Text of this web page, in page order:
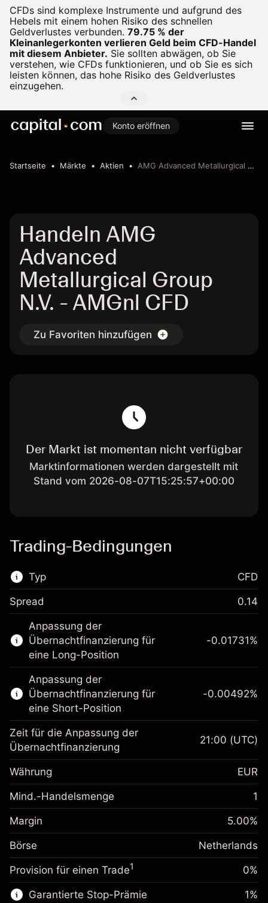
CFDs sind komplexe Instrumente und aufgrund des
Hebels mit einem hohen Risiko des schnellen
Geldverlustes verbunden. 79.75 % der
Kleinanlegerkonten verlieren Geld beim CFD-Handel
mit diesem Anbieter. Sie sollten abwägen, ob Sie
verstehen, wie CFDs funktionieren, und ob Sie es sich
leisten können, das hohe Risiko des Geldverlustes
einzugehen.
Konto eröffnen
Startseite Märkte Aktien AMG Advanced Metallurgical Group N.V.
Handeln AMG
Advanced
Metallurgical Group
N.V. - AMGnl CFD
Zu Favoriten hinzufügen
Der Markt ist momentan nicht verfügbar
Marktinformationen werden dargestellt mit
Stand vom 2026-08-07T15:25:57+00:00
Trading-Bedingungen
Typ
Dieser Finanzmarkt steht für das CFD-
Trading zur Verfügung.
Erfahren Sie mehr über:
CFDs
CFD
Spread 0.14
Anpassung der
Übernachtfinanzierung für
eine Long-Position
Margin. Ihre Investition
€1,000.00
Anpassung der
Übernachtfinanzierung
fremdfinanzierten
(-€3.46)
Positionsgröße mit Hebelwirkung
~€20,000.00
Geld aus Hebelwirkung ~ $
-0.01731%
Anpassung der
Übernachtfinanzierung für
eine Short-Position
Margin. Ihre Investition
€1,000.00
Anpassung der
Gebühren aus
fremdfinanzierten
Positionswert
-0.004915
%
(-€0.98)
Positionsgröße mit Hebelwirkung
-0.00492%
Zeit für die Anpassung der
Übernachtfinanzierung
21:00 (UTC)
Währung EUR
Mind.-Handelsmenge 1
Margin 5.00%
Börse Netherlands
Provision für einen Trade1 0%
Garantierte Stop-Prämie 1%